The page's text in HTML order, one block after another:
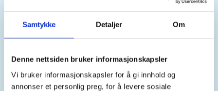
Samtykke Detaljer Om
Denne nettsiden bruker informasjonskapsler
Vi bruker informasjonskapsler for å gi innhold og
annonser et personlig preg, for å levere sosiale
Alternativ trase er ned til Vintertun visst
Det tas fortløpende vurderinger av vær/føre frem
mot turstart.